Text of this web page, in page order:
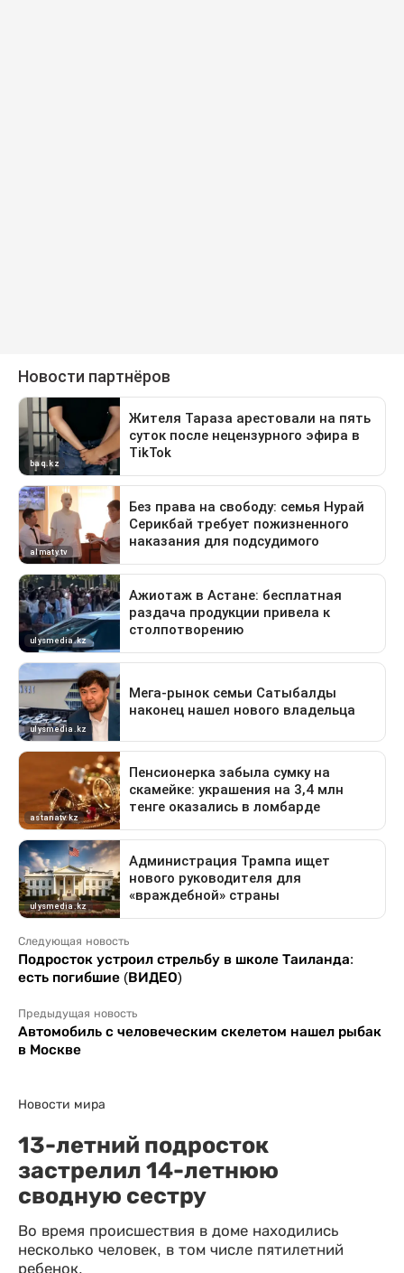
Следующая новость
Подросток устроил стрельбу в школе Таиланда:
есть погибшие (ВИДЕО)
Предыдущая новость
Автомобиль с человеческим скелетом нашел рыбак
в Москве
Новости мира
13-летний подросток
застрелил 14-летнюю
сводную сестру
Во время происшествия в доме находились
несколько человек, в том числе пятилетний
ребенок.